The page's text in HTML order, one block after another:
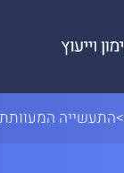
>התעשייה